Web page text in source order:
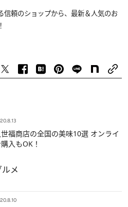
信頼のショップから、最新＆人気のお
福商店の全国の美味10選 オンライ
入もOK！
ルメ